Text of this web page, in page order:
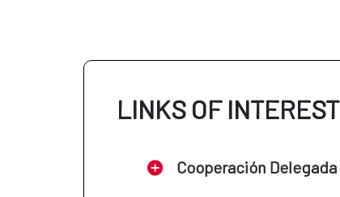
LINKS OF INTEREST
Cooperación Delegada